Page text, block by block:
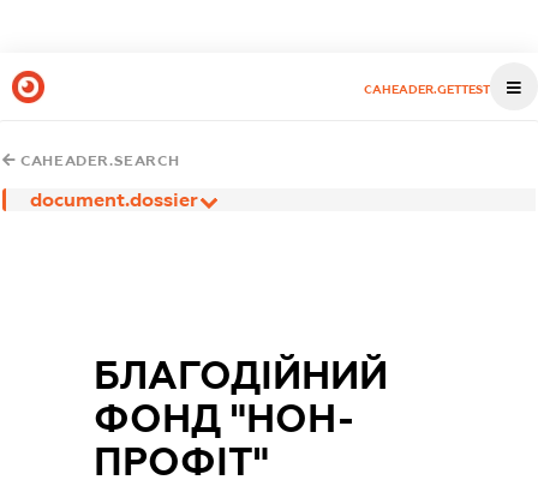
CAHEADER.GETTEST
CAHEADER.SEARCH
document.dossier
БЛАГОДІЙНИЙ
ФОНД "НОН-
ПРОФІТ"